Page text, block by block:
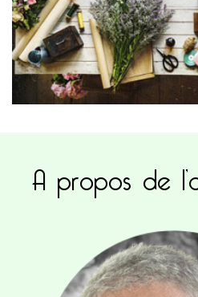
A propos de